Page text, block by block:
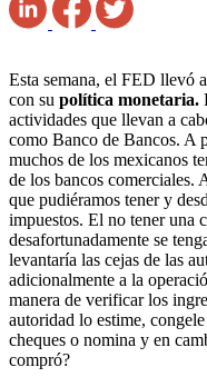
Esta semana, el FED llevó
con su política monetaria.
actividades que llevan a
como Banco de Bancos. A
muchos de los mexicanos
de los bancos comerciales.
que pudiéramos tener y
impuestos. El no tener una
desafortunadamente se
levantaría las cejas de las
adicionalmente a la
manera de verificar los
autoridad lo estime,
cheques o nomina y en
compró?